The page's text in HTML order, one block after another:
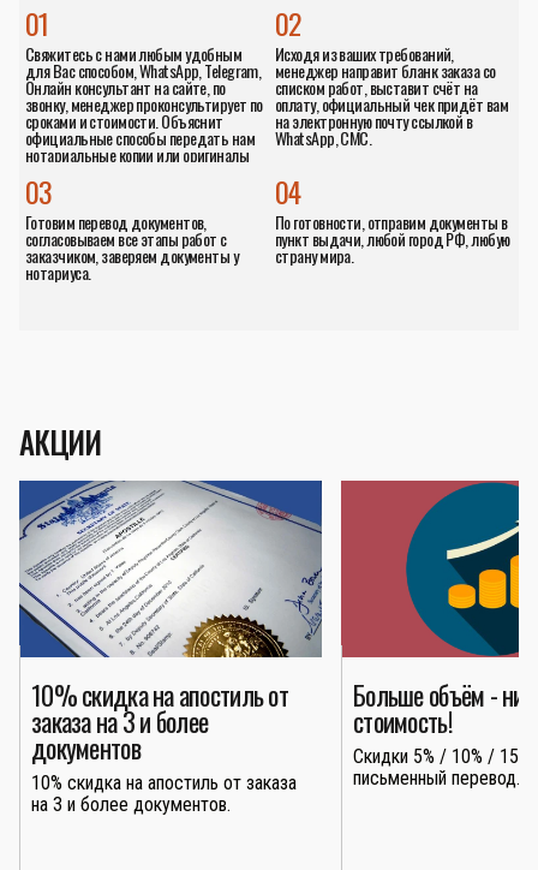
01
Свяжитесь с нами любым удобным
для Вас способом, WhatsApp, Telegram,
Онлайн консультант на сайте, по
звонку, менеджер проконсультирует по
сроками и стоимости. Объяснит
официальные способы передать нам
нотариальные копии или оригиналы
02
Исходя из ваших требований,
менеджер направит бланк заказа со
списком работ, выставит счёт на
оплату, официальный чек придёт вам
на электронную почту ссылкой в
WhatsApp, СМС.
04
По готовности, отправим документы в
пункт выдачи, любой город РФ, любую
страну мира.
03
Готовим перевод документов,
согласовываем все этапы работ с
заказчиком, заверяем документы у
нотариуса.
АКЦИИ
10% скидка на апостиль от
заказа на 3 и более
документов
10% скидка на апостиль от заказа
на 3 и более документов.
Больше объём -
стоимость!
Скидки 5% / 10% / 15%
письменный перевод.